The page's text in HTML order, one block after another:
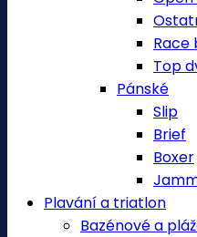
Race
Top
Pánské
Slip
Brief
Boxer
Plavání a triatlon
Bazénové a